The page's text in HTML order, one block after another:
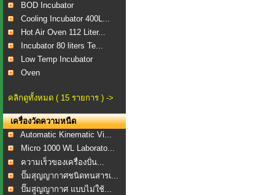
BOD Incubator
Cooling Incubator 400L...
Hot Air Oven 112 Liter...
Incubator 80 liters Te...
Low Temp Incubator
Oven
คลิกดูทั้งหมด ( 15 รายการ ) ->
เครื่องวัดความหนืด
Automatic Kinematic Vi...
Micro 1000 WL Laborato...
ความเร็วของเครื่องปั่น...
ปั๊มสุญญากาศชนิดทนสารเ...
ปั๊มสูญญากาศ แบบไม่ใช้...